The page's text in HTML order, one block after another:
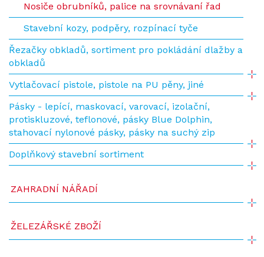
Nosiče obrubníků, palice na srovnávaní řad
Stavební kozy, podpěry, rozpínací tyče
Řezačky obkladů, sortiment pro pokládání dlažby a
obkladů
Vytlačovací pistole, pistole na PU pěny, jiné
Pásky - lepící, maskovací, varovací, izolační,
protiskluzové, teflonové, pásky Blue Dolphin,
stahovací nylonové pásky, pásky na suchý zip
Doplňkový stavební sortiment
ZAHRADNÍ NÁŘADÍ
ŽELEZÁŘSKÉ ZBOŽÍ